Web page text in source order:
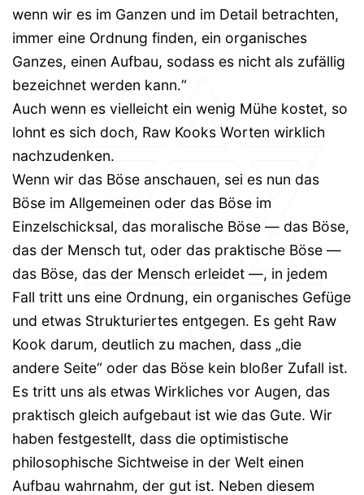
wenn wir es im Ganzen und im Detail betrachten,
immer eine Ordnung finden, ein organisches
Ganzes, einen Aufbau, sodass es nicht als zufällig
bezeichnet werden kann.“
Auch wenn es vielleicht ein wenig Mühe kostet, so
lohnt es sich doch, Raw Kooks Worten wirklich
nachzudenken.
Wenn wir das Böse anschauen, sei es nun das
Böse im Allgemeinen oder das Böse im
Einzelschicksal, das moralische Böse — das Böse,
das der Mensch tut, oder das praktische Böse —
das Böse, das der Mensch erleidet —, in jedem
Fall tritt uns eine Ordnung, ein organisches Gefüge
und etwas Strukturiertes entgegen. Es geht Raw
Kook darum, deutlich zu machen, dass „die
andere Seite“ oder das Böse kein bloßer Zufall ist.
Es tritt uns als etwas Wirkliches vor Augen, das
praktisch gleich aufgebaut ist wie das Gute. Wir
haben festgestellt, dass die optimistische
philosophische Sichtweise in der Welt einen
Aufbau wahrnahm, der gut ist. Neben diesem